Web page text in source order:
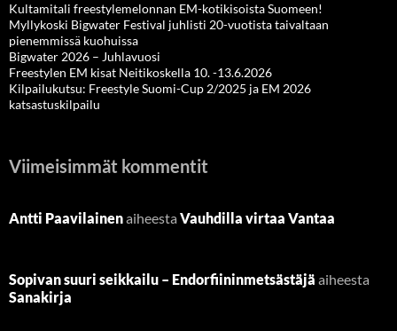
Kultamitali freestylemelonnan EM-kotikisoista Suomeen!
Myllykoski Bigwater Festival juhlisti 20-vuotista taivaltaan
pienemmissä kuohuissa
Bigwater 2026 – Juhlavuosi
Freestylen EM kisat Neitikoskella 10. -13.6.2026
Kilpailukutsu: Freestyle Suomi-Cup 2/2025 ja EM 2026
katsastuskilpailu
Viimeisimmät kommentit
Antti Paavilainenaiheesta Vauhdilla virtaa Vantaa
Sopivan suuri seikkailu – Endorfiininmetsästäjä aiheesta
Sanakirja